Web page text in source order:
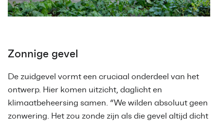
Zonnige gevel
De zuidgevel vormt een cruciaal onderdeel van het
ontwerp. Hier komen uitzicht, daglicht en
klimaatbeheersing samen. “We wilden absoluut geen
zonwering. Het zou zonde zijn als die gevel altijd dicht